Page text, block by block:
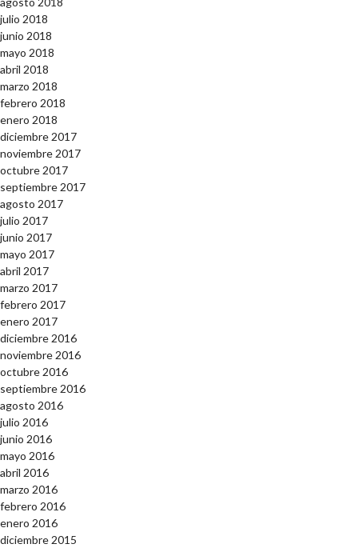
julio 2018
junio 2018
mayo 2018
abril 2018
marzo 2018
febrero 2018
enero 2018
diciembre 2017
noviembre 2017
octubre 2017
septiembre 2017
agosto 2017
julio 2017
junio 2017
mayo 2017
abril 2017
marzo 2017
febrero 2017
enero 2017
diciembre 2016
noviembre 2016
octubre 2016
septiembre 2016
agosto 2016
julio 2016
junio 2016
mayo 2016
abril 2016
marzo 2016
febrero 2016
enero 2016
diciembre 2015